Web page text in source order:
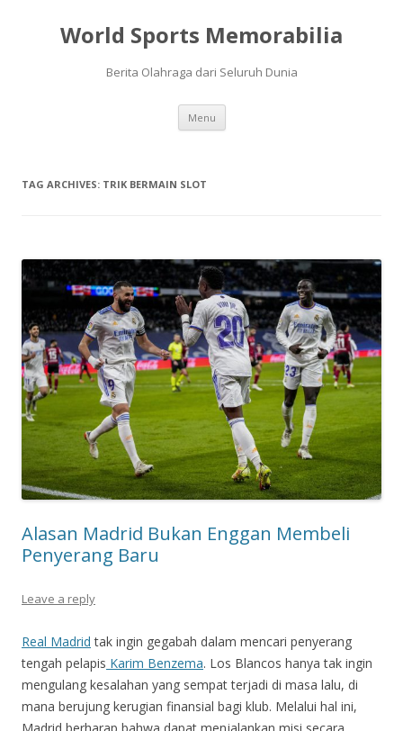
World Sports Memorabilia
Berita Olahraga dari Seluruh Dunia
Menu Skip
content
TAG ARCHIVES: TRIK BERMAIN SLOT
Alasan Madrid Bukan Enggan Membeli
Penyerang Baru
Leave a reply
Real Madrid tak ingin gegabah dalam mencari penyerang
tengah pelapis Karim Benzema. Los Blancos hanya tak ingin
mengulang kesalahan yang sempat terjadi di masa lalu, di
mana berujung kerugian finansial bagi klub. Melalui hal ini,
Madrid berharap bahwa dapat menjalankan misi secara